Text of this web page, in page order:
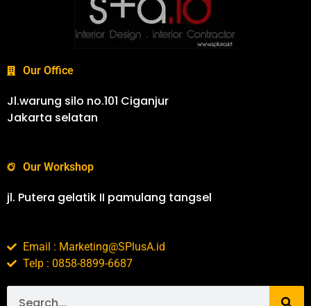
Our Office
Jl.warung silo no.101 Ciganjur
Jakarta selatan
Our Workshop
jl. Putera gelatik II pamulang tangsel
Email : Marketing@SPlusA.id
Telp : 0858-8899-6687